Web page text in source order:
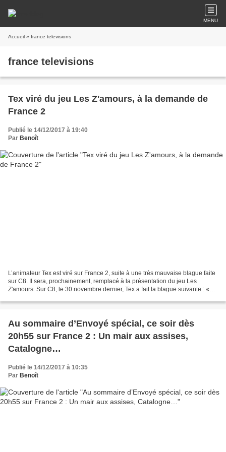
MENU
Accueil » france televisions
france televisions
Tex viré du jeu Les Z'amours, à la demande de
France 2
Publié le 14/12/2017 à 19:40
Par Benoît
L’animateur Tex est viré sur France 2, suite à une très mauvaise blague faite
sur C8. Il sera, prochainement, remplacé à la présentation du jeu Les
Z'amours. Sur C8, le 30 novembre dernier, Tex a fait la blague suivante : «
Au sommaire d’Envoyé spécial, ce soir dès
20h55 sur France 2 : Un mair aux assises,
Catalogne…
Publié le 14/12/2017 à 10:35
Par Benoît